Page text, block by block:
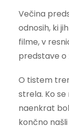
Večina
odnosih, ki
filme, v
predstave o
O tistem
strela. Ko se
naenkrat
končno